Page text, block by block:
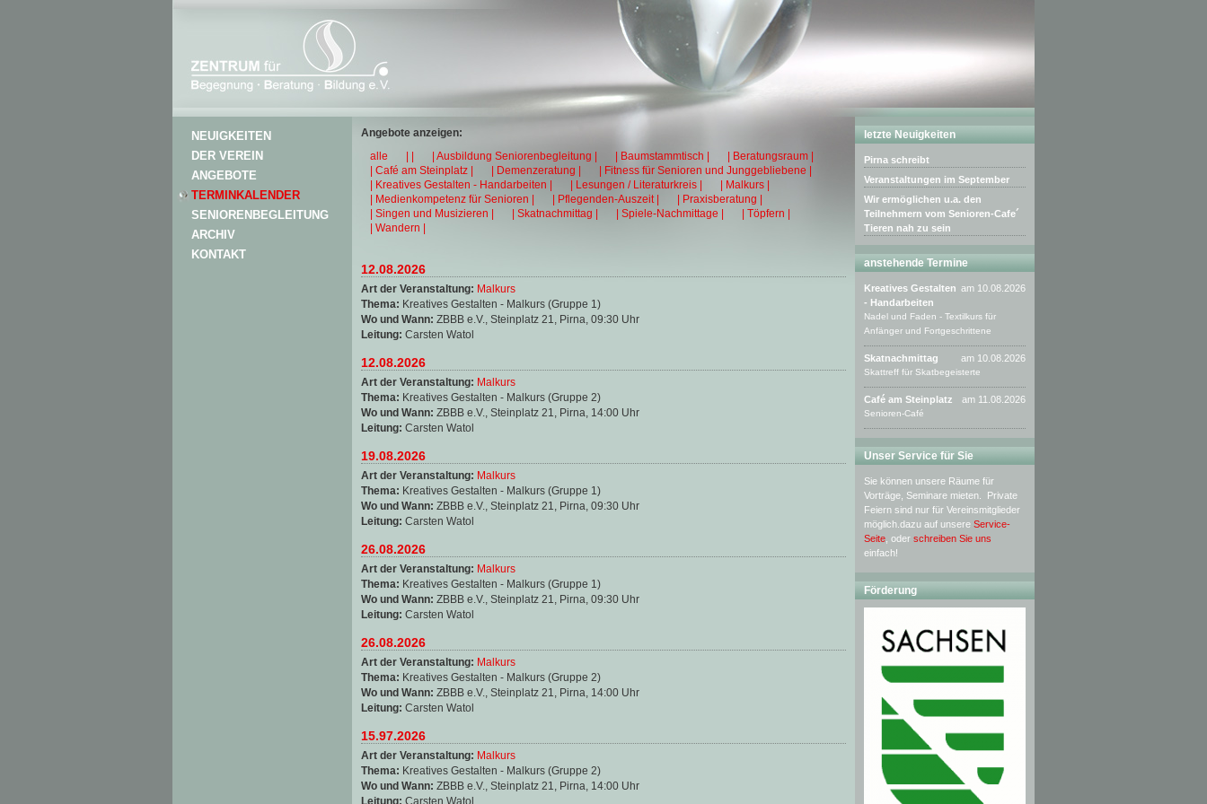
NEUIGKEITEN
DER VEREIN
ANGEBOTE
TERMINKALENDER
SENIORENBEGLEITUNG
ARCHIV
KONTAKT
Angebote anzeigen:
alle
| | | Ausbildung Seniorenbegleitung | | Baumstammtisch |
| Beratungsraum |
| Café am Steinplatz |
| Demenzeratung |
| Fitness für Senioren und Junggebliebene |
| Kreatives Gestalten - Handarbeiten |
| Lesungen / Literaturkreis |
| Malkurs |
| Medienkompetenz für Senioren |
| Pflegenden-Auszeit |
| Praxisberatung |
| Singen und Musizieren |
| Skatnachmittag | | Spiele-Nachmittage |
| Töpfern |
| Wandern |
12.08.2026
Art der Veranstaltung: Malkurs
Thema: Kreatives Gestalten - Malkurs (Gruppe 1)
Wo und Wann: ZBBB e.V., Steinplatz 21, Pirna, 09:30 Uhr
Leitung: Carsten Watol
12.08.2026
Art der Veranstaltung: Malkurs
Thema: Kreatives Gestalten - Malkurs (Gruppe 2)
Wo und Wann: ZBBB e.V., Steinplatz 21, Pirna, 14:00 Uhr
Leitung: Carsten Watol
19.08.2026
Art der Veranstaltung: Malkurs
Thema: Kreatives Gestalten - Malkurs (Gruppe 1)
Wo und Wann: ZBBB e.V., Steinplatz 21, Pirna, 09:30 Uhr
Leitung: Carsten Watol
26.08.2026
Art der Veranstaltung: Malkurs
Thema: Kreatives Gestalten - Malkurs (Gruppe 1)
Wo und Wann: ZBBB e.V., Steinplatz 21, Pirna, 09:30 Uhr
Leitung: Carsten Watol
26.08.2026
Art der Veranstaltung: Malkurs
Thema: Kreatives Gestalten - Malkurs (Gruppe 2)
Wo und Wann: ZBBB e.V., Steinplatz 21, Pirna, 14:00 Uhr
Leitung: Carsten Watol
15.97.2026
Art der Veranstaltung: Malkurs
Thema: Kreatives Gestalten - Malkurs (Gruppe 2)
Wo und Wann: ZBBB e.V., Steinplatz 21, Pirna, 14:00 Uhr
Leitung: Carsten Watol
letzte Neuigkeiten
Pirna schreibt
Veranstaltungen im September
Wir ermöglichen u.a. den
Teilnehmern vom Senioren-Cafe´
Tieren nah zu sein
anstehende Termine
am 10.08.2026
Kreatives Gestalten
- Handarbeiten
Nadel und Faden - Textilkurs für
Anfänger und Fortgeschrittene
am 10.08.2026
Skatnachmittag
Skattreff für Skatbegeisterte
am 11.08.2026
Café am Steinplatz
Senioren-Café
Unser Service für Sie
Sie können unsere Räume für
Vorträge, Seminare mieten. Private
Feiern sind nur für Vereinsmitglieder
möglich.dazu auf unsere Service-
Seite , oder schreiben Sie uns
einfach!
Förderung